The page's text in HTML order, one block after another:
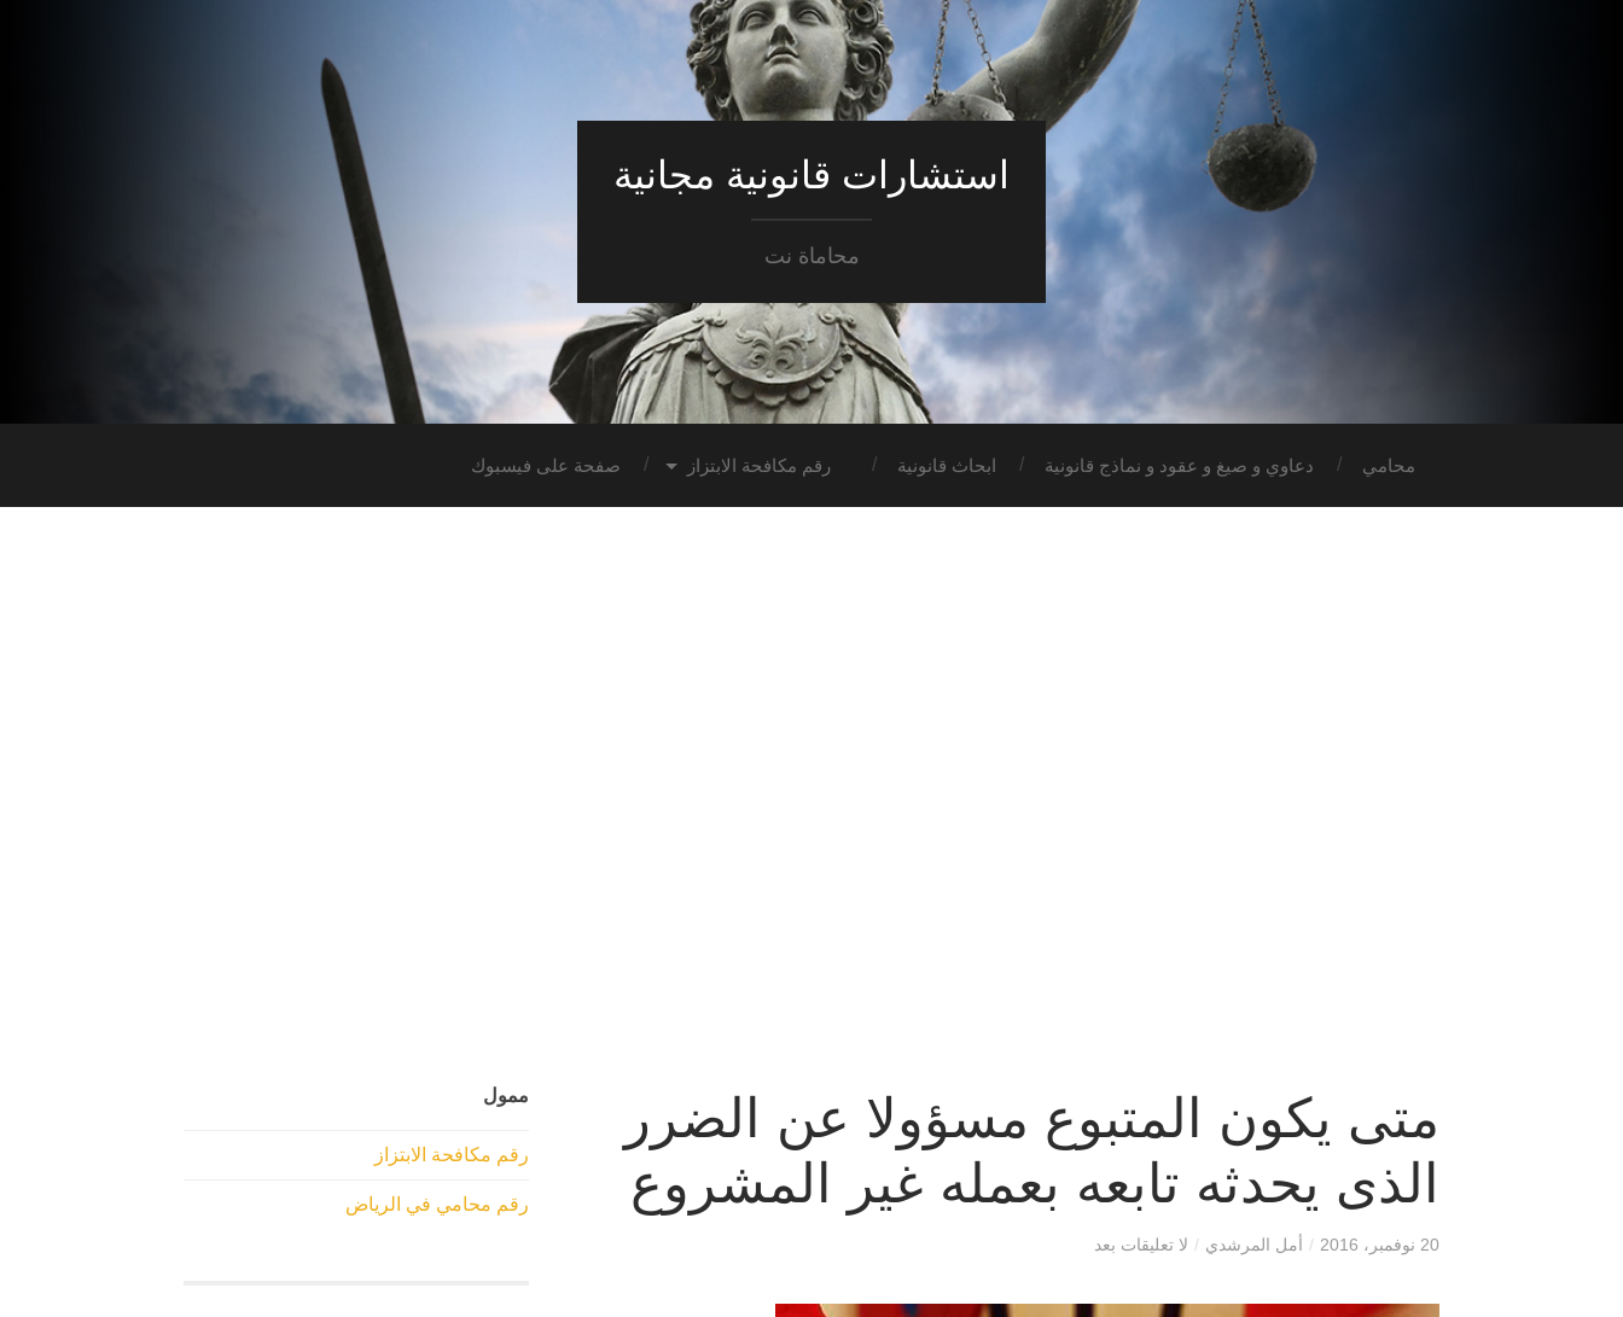
استشارات قانونية مجانية
محاماة نت
محامي دعاوي و صيغ و عقود و نماذج قانونية ابحاث قانونية رقم مكافحة الابتزاز صفحة على فيسبوك
متى يكون المتبوع مسؤولا عن الضرر
الذى يحدثه تابعه بعمله غير المشروع
20 نوفمبر، 2016 / أمل المرشدي / لا تعليقات بعد
ممول
رقم مكافحة الابتزاز
رقم محامي في الرياض